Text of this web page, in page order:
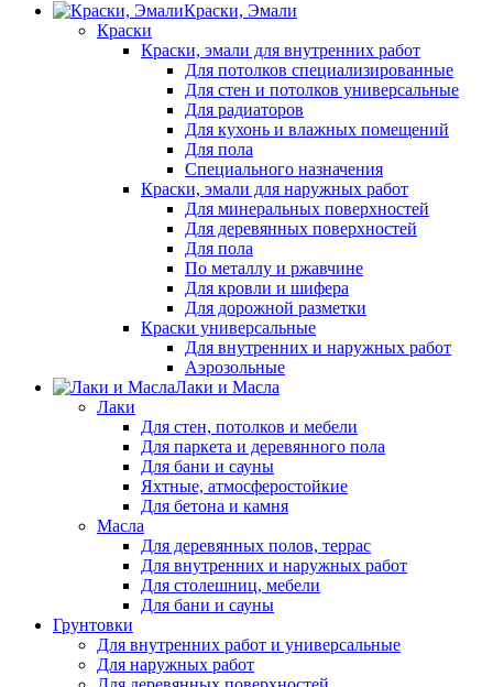
Краски, Эмали
Краски
Краски, эмали для внутренних работ
Для потолков специализированные
Для стен и потолков универсальные
Для радиаторов
Для кухонь и влажных помещений
Для пола
Специального назначения
Краски, эмали для наружных работ
Для минеральных поверхностей
Для деревянных поверхностей
Для пола
По металлу и ржавчине
Для кровли и шифера
Для дорожной разметки
Краски универсальные
Для внутренних и наружных работ
Аэрозольные
Лаки и Масла
Лаки
Для стен, потолков и мебели
Для паркета и деревянного пола
Для бани и сауны
Яхтные, атмосферостойкие
Для бетона и камня
Масла
Для деревянных полов, террас
Для внутренних и наружных работ
Для столешниц, мебели
Для бани и сауны
Грунтовки
Для внутренних работ и универсальные
Для наружных работ